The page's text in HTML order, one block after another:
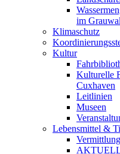
im
Klimaschutz
Kultur
Kulturelle
Cuxhaven
Leitlinien
Museen
Lebensmittel &